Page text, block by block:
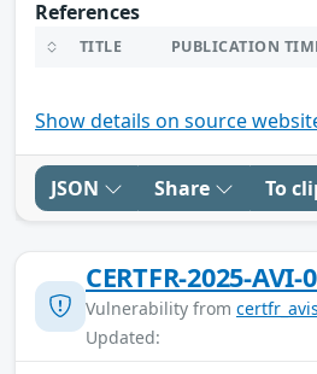
References
TITLE PUBLICATION
Show details on source
JSON Share To
CERTFR-2025-AVI-
Vulnerability from certfr_avis
Updated: